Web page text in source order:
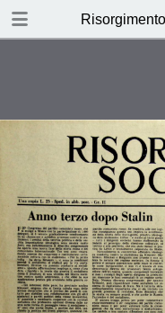
TABLE OF
Il congresso
Magnani)
Taccuino sindaclae (L.z.)